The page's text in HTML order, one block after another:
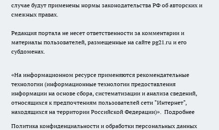
случае будут применены нормы законодательства РФ об авторских и
смежных правах.
Редакция портала не несет ответственности за комментарии и
материалы пользователей, размещенные на сайте pg21.ru и его
субдоменах.
«На информационном ресурсе применяются рекомендательные
технологии (информационные технологии предоставления
информации на основе сбора, систематизации и анализа сведений,
относящихся к предпочтениям пользователей сети "Интернет",
находящихся на территории Российской Федерации)». Подробнее
Политика конфиденциальности и обработки персональных данных